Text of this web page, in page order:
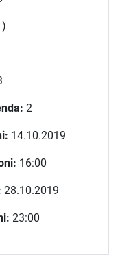
2
14.10.2019
16:00
28.10.2019
23:00